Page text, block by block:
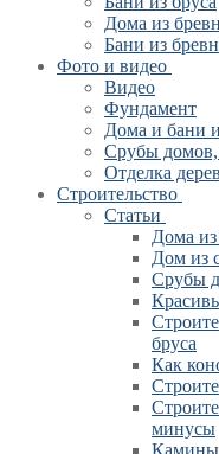
Дома из
Бани из
Фото и видео
Видео
Фундамент
Дома и бани
Срубы домов,
Отделка
Строительство
Статьи
Дома из
Дом из
Срубы
бруса
Как
минусы
Камины